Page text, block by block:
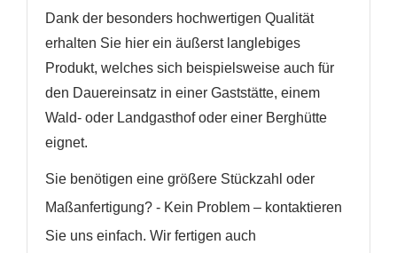
Dank der besonders hochwertigen Qualität
erhalten Sie hier ein äußerst langlebiges
Produkt, welches sich beispielsweise auch für
den Dauereinsatz in einer Gaststätte, einem
Wald- oder Landgasthof oder einer Berghütte
eignet.
Sie benötigen eine größere Stückzahl oder
Maßanfertigung? - Kein Problem – kontaktieren
Sie uns einfach. Wir fertigen auch